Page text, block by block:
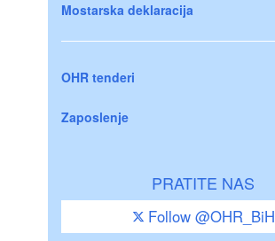
Mostarska deklaracija
OHR tenderi
Zaposlenje
PRATITE NAS
Follow @OHR_BiH